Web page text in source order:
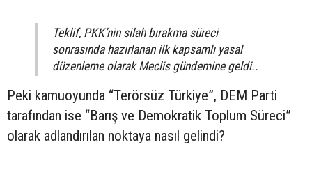
Teklif, PKK’nin silah bırakma süreci
sonrasında hazırlanan ilk kapsamlı yasal
düzenleme olarak Meclis gündemine geldi..
Peki kamuoyunda “Terörsüz Türkiye”, DEM Parti
tarafından ise “Barış ve Demokratik Toplum Süreci”
olarak adlandırılan noktaya nasıl gelindi?